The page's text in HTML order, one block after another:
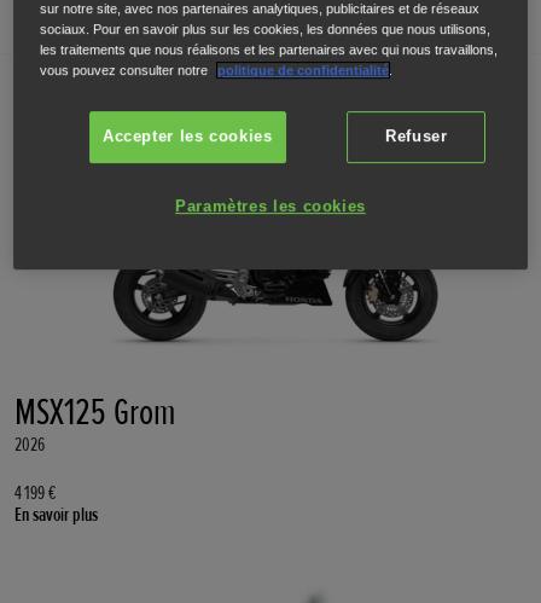
MSX125 Grom
2026
4 199 €
En savoir plus
sur notre site, avec nos partenaires analytiques, publicitaires et de réseaux
sociaux. Pour en savoir plus sur les cookies, les données que nous utilisons,
les traitements que nous réalisons et les partenaires avec qui nous travaillons,
vous pouvez consulter notre politique de confidentialité
Refuser
Accepter les cookies
Paramètres les cookies